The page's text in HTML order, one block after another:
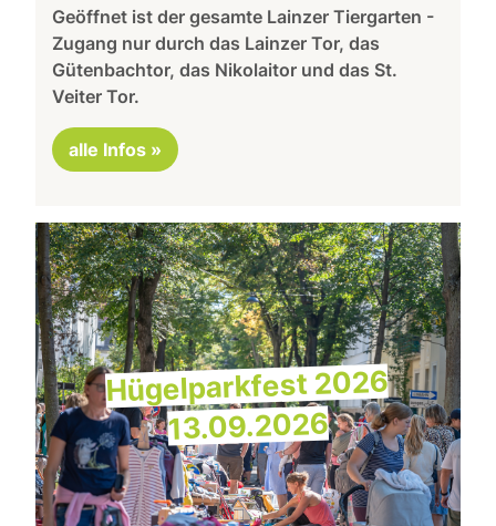
Geöffnet ist der gesamte Lainzer Tiergarten -
Zugang nur durch das Lainzer Tor, das
Gütenbachtor, das Nikolaitor und das St.
Veiter Tor.
alle Infos »
Hügelparkfest 2026
13.09.2026